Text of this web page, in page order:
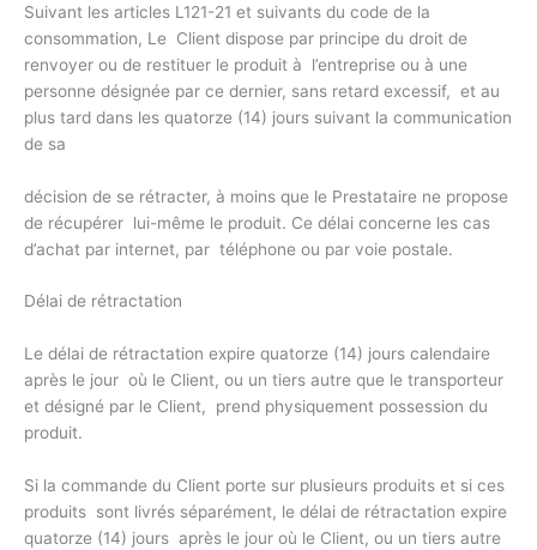
Suivant les articles L121-21 et suivants du code de la
consommation, Le Client dispose par principe du droit de
renvoyer ou de restituer le produit à l’entreprise ou à une
personne désignée par ce dernier, sans retard excessif, et au
plus tard dans les quatorze (14) jours suivant la communication
de sa
décision de se rétracter, à moins que le Prestataire ne propose
de récupérer lui-même le produit. Ce délai concerne les cas
d’achat par internet, par téléphone ou par voie postale.
Délai de rétractation
Le délai de rétractation expire quatorze (14) jours calendaire
après le jour où le Client, ou un tiers autre que le transporteur
et désigné par le Client, prend physiquement possession du
produit.
Si la commande du Client porte sur plusieurs produits et si ces
produits sont livrés séparément, le délai de rétractation expire
quatorze (14) jours après le jour où le Client, ou un tiers autre